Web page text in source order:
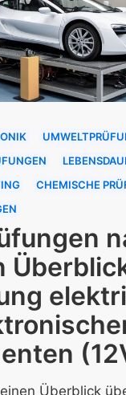
CHEMISCHE
Überblick